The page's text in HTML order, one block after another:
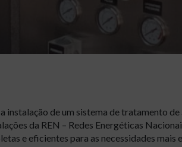
instalação de um sistema de tratamento
da REN – Redes Energéticas
e eficientes para as necessidades mais